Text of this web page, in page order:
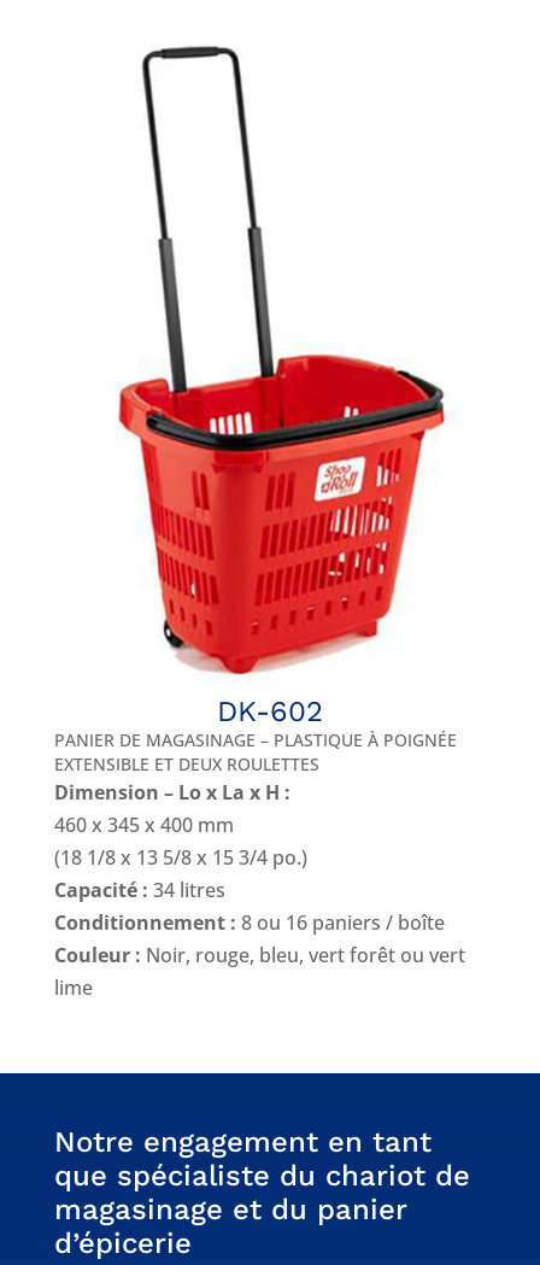
DK-602
PANIER DE MAGASINAGE – PLASTIQUE À POIGNÉE
EXTENSIBLE ET DEUX ROULETTES
Dimension – Lo x La x H :
460 x 345 x 400 mm
(18 1/8 x 13 5/8 x 15 3/4 po.)
Capacité : 34 litres
Conditionnement : 8 ou 16 paniers / boîte
Couleur : Noir, rouge, bleu, vert forêt ou vert
lime
Notre engagement en tant
que spécialiste du chariot de
magasinage et du panier
d’épicerie